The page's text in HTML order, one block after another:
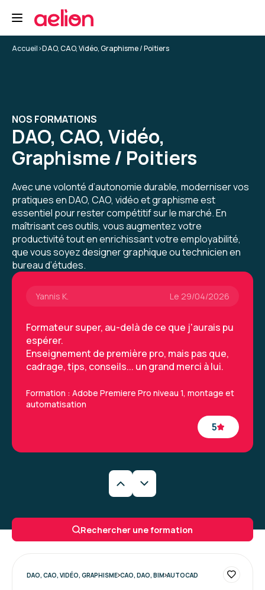
Accueil>DAO, CAO, Vidéo, Graphisme / Poitiers
NOS FORMATIONS
DAO, CAO, Vidéo,
Graphisme / Poitiers
Avec une volonté d’autonomie durable, moderniser vos
pratiques en DAO, CAO, vidéo et graphisme est
essentiel pour rester compétitif sur le marché. En
maîtrisant ces outils, vous augmentez votre
productivité tout en enrichissant votre employabilité,
que vous soyez designer graphique ou technicien en
bureau d’études.
Formation : Adobe Premiere Pro niveau 1, montage et
automatisation
5
Formateur super, au-delà de ce que j'aurais pu
espérer.
Enseignement de première pro, mais pas que,
cadrage, tips, conseils... un grand merci à lui.
Formation : Adobe Premiere Pro niveau 1, montage et
automatisation
Yannis K. Le 29/04/2026
5
Formateur super, au-delà de ce que j'aurais pu
espérer.
Enseignement de première pro, mais pas que,
cadrage, tips, conseils... un grand merci à lui.
Formation : Adobe Premiere Pro niveau 1, montage et
automatisation
Formateur super, au-delà de ce que j'aurais pu
Rechercher une formation
DAO, CAO, VIDÉO, GRAPHISME CAO, DAO, BIM AUTOCAD